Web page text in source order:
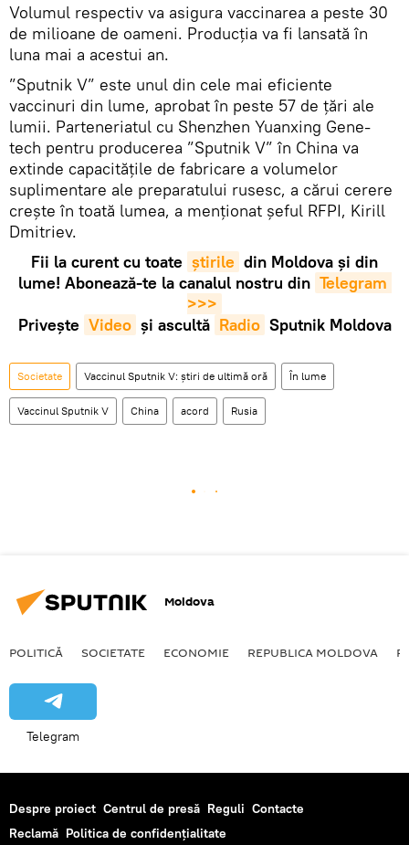
Volumul respectiv va asigura vaccinarea a peste 30
de milioane de oameni. Producția va fi lansată în
luna mai a acestui an.
”Sputnik V” este unul din cele mai eficiente
vaccinuri din lume, aprobat în peste 57 de țări ale
lumii. Parteneriatul cu Shenzhen Yuanxing Gene-
tech pentru producerea ”Sputnik V” în China va
extinde capacitățile de fabricare a volumelor
suplimentare ale preparatului rusesc, a cărui cerere
crește în toată lumea, a menționat șeful RFPI, Kirill
Dmitriev.
Fii la curent cu toate știrile din Moldova și din
lume! Abonează-te la canalul nostru din Telegram
>>>
Privește Video și ascultă Radio Sputnik Moldova
Societate Vaccinul Sputnik V: știri de ultimă oră În lume
Vaccinul Sputnik V China acord Rusia
Moldova
POLITICĂ SOCIETATE ECONOMIE REPUBLICA MOLDOVA
Telegram
Despre proiect Centrul de presă Reguli Contacte
Reclamă Politica de confidențialitate